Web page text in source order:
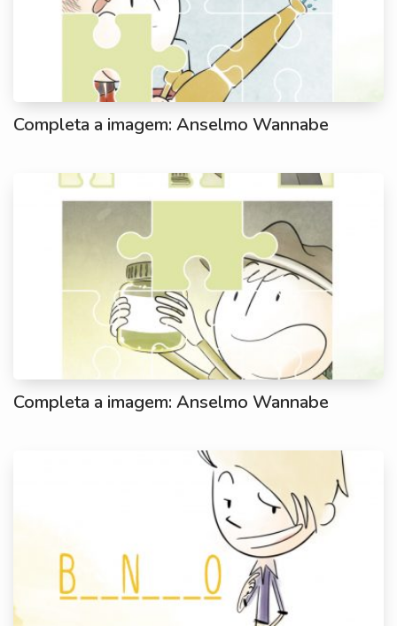
Completa a imagem: Anselmo Wannabe
Completa a imagem: Anselmo Wannabe